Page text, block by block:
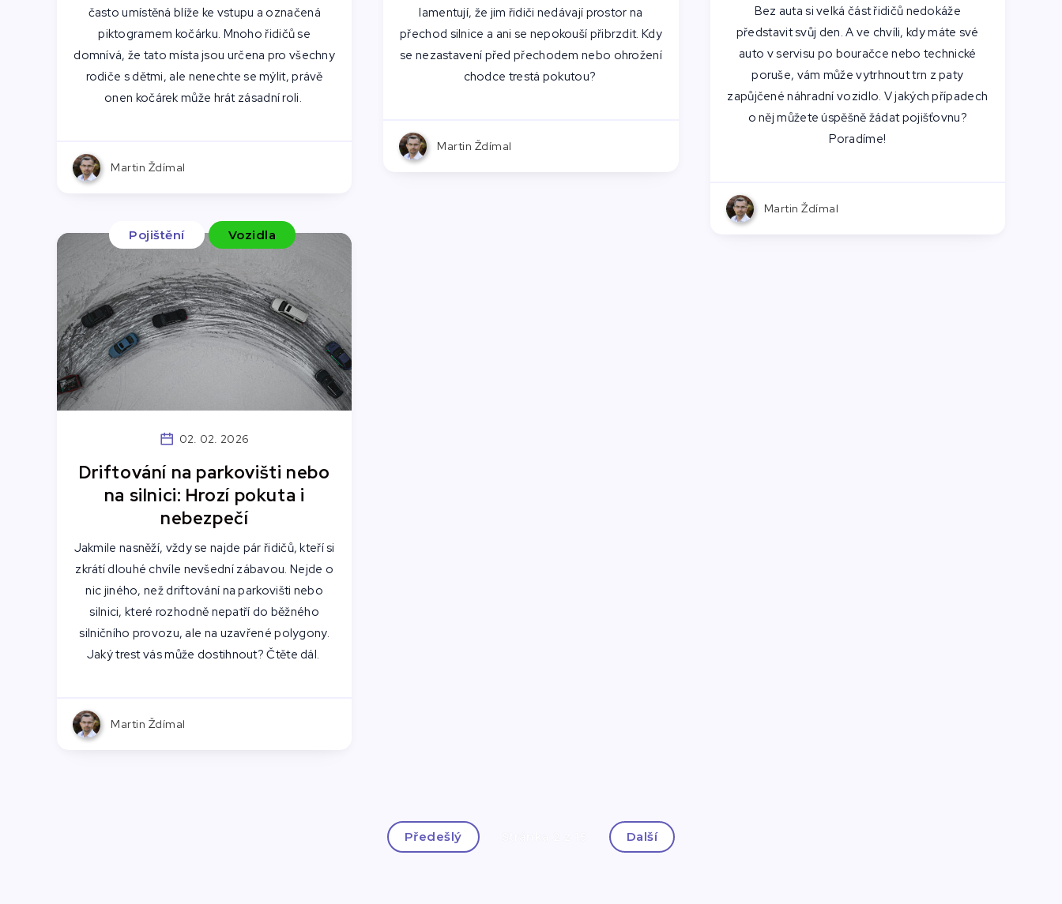
často umístěná blíže ke vstupu a označená
piktogramem kočárku. Mnoho řidičů se
domnívá, že tato místa jsou určena pro všechny
rodiče s dětmi, ale nenechte se mýlit, právě
onen kočárek může hrát zásadní roli.
Martin Ždímal
lamentují, že jim řidiči nedávají prostor na
přechod silnice a ani se nepokouší přibrzdit. Kdy
se nezastavení před přechodem nebo ohrožení
chodce trestá pokutou?
Martin Ždímal
Bez auta si velká část řidičů nedokáže
představit svůj den. A ve chvíli, kdy máte své
auto v servisu po bouračce nebo technické
poruše, vám může vytrhnout trn z paty
zapůjčené náhradní vozidlo. V jakých případech
o něj můžete úspěšně žádat pojišťovnu?
Poradíme!
Martin Ždímal
Pojištění Vozidla
02. 02. 2026
Driftování na parkovišti nebo
na silnici: Hrozí pokuta i
nebezpečí
Jakmile nasněží, vždy se najde pár řidičů, kteří si
zkrátí dlouhé chvíle nevšední zábavou. Nejde o
nic jiného, než driftování na parkovišti nebo
silnici, které rozhodně nepatří do běžného
silničního provozu, ale na uzavřené polygony.
Jaký trest vás může dostihnout? Čtěte dál.
Martin Ždímal
Předešlý Další